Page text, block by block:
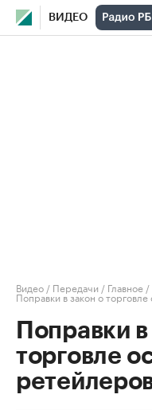
ВИДЕО
Видео / Передачи / Главное /
Поправки в закон о
Поправки
торговле